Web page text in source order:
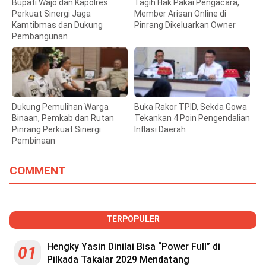
Bupati Wajo dan Kapolres
Perkuat Sinergi Jaga
Kamtibmas dan Dukung
Pembangunan
Tagih Hak Pakai Pengacara,
Member Arisan Online di
Pinrang Dikeluarkan Owner
Dukung Pemulihan Warga
Binaan, Pemkab dan Rutan
Pinrang Perkuat Sinergi
Pembinaan
Buka Rakor TPID, Sekda Gowa
Tekankan 4 Poin Pengendalian
Inflasi Daerah
COMMENT
TERPOPULER
01
Hengky Yasin Dinilai Bisa “Power Full” di
Pilkada Takalar 2029 Mendatang